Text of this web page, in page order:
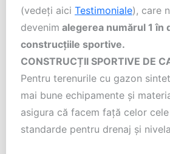
(vedeți aici Testimoniale), care
devenim alegerea numărul 1 în
construcțiile sportive.
CONSTRUCȚII SPORTIVE DE
Pentru terenurile cu gazon
mai bune echipamente și
asigura că facem față celor
standarde pentru drenaj și